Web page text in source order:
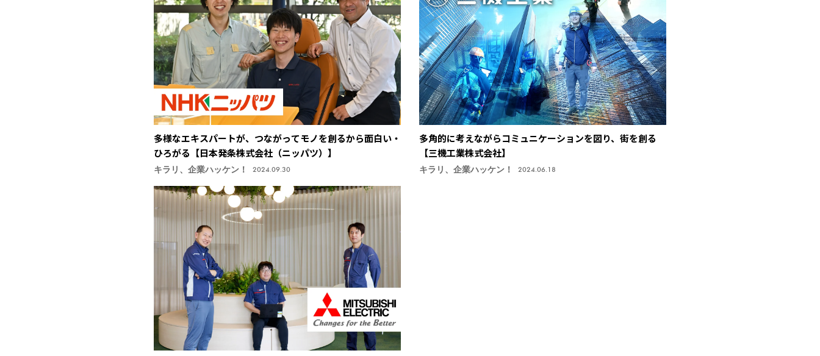
多様なエキスパートが、つながってモノを創るから面白い・
ひろがる【日本発条株式会社（ニッパツ）】
キラリ、企業ハッケン！ 2024.09.30
多角的に考えながらコミュニケーションを図り、街を創る
【三機工業株式会社】
キラリ、企業ハッケン！ 2024.06.18